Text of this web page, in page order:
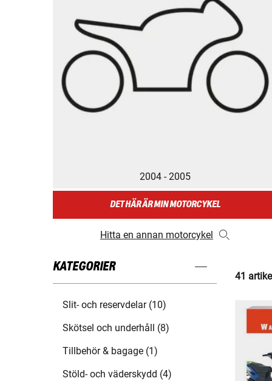
2004 - 2005
DET HÄR ÄR MIN MOTORCYKEL
Hitta en annan motorcykel
KATEGORIER
Slit- och reservdelar (10)
Skötsel och underhåll (8)
Tillbehör & bagage (1)
Stöld- och väderskydd (4)
41